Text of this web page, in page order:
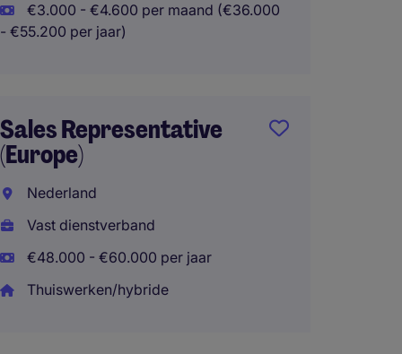
€3.000 - €4.600 per maand (€36.000
- €55.200 per jaar)
Sales Representative
(Europe)
Nederland
Vast dienstverband
€48.000 - €60.000 per jaar
Thuiswerken/hybride